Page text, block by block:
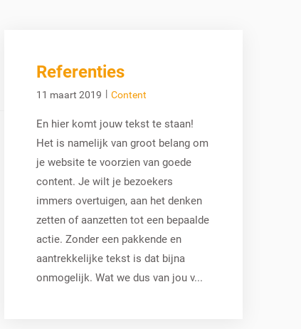
Referenties
11 maart 2019 | Content
En hier komt jouw tekst te staan!
Het is namelijk van groot belang om
je website te voorzien van goede
content. Je wilt je bezoekers
immers overtuigen, aan het denken
zetten of aanzetten tot een bepaalde
actie. Zonder een pakkende en
aantrekkelijke tekst is dat bijna
onmogelijk. Wat we dus van jou v...